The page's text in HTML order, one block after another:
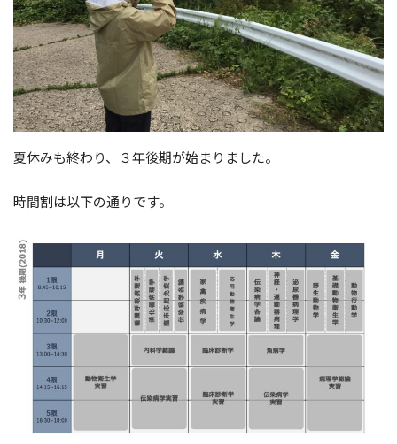
夏休みも終わり、３年後期が始まりました。
時間割は以下の通りです。